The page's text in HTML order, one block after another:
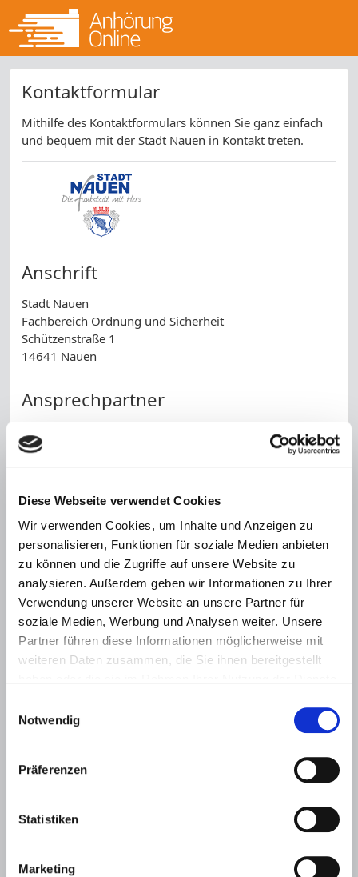
Diese Webseite verwendet Cookies
Wir verwenden Cookies, um Inhalte und Anzeigen zu
personalisieren, Funktionen für soziale Medien anbieten
zu können und die Zugriffe auf unsere Website zu
analysieren. Außerdem geben wir Informationen zu Ihrer
Verwendung unserer Website an unsere Partner für
soziale Medien, Werbung und Analysen weiter. Unsere
Partner führen diese Informationen möglicherweise mit
weiteren Daten zusammen, die Sie ihnen bereitgestellt
Notwendig
Präferenzen
Statistiken
Marketing
Kontaktformular
Mithilfe des Kontaktformulars können Sie ganz einfach
und bequem mit der Stadt Nauen in Kontakt treten.
Anschrift
Stadt Nauen
Fachbereich Ordnung und Sicherheit
Schützenstraße 1
14641 Nauen
Ansprechpartner
Telefon:
Telefax: +49 (0) 3321 40 82 16
Name *
Telefonnummer
Nachricht *
SPAM-Schutz *